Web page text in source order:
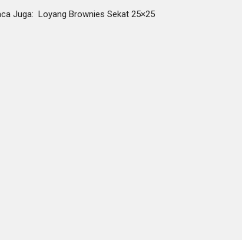
Juga: Loyang Brownies Sekat 25×25